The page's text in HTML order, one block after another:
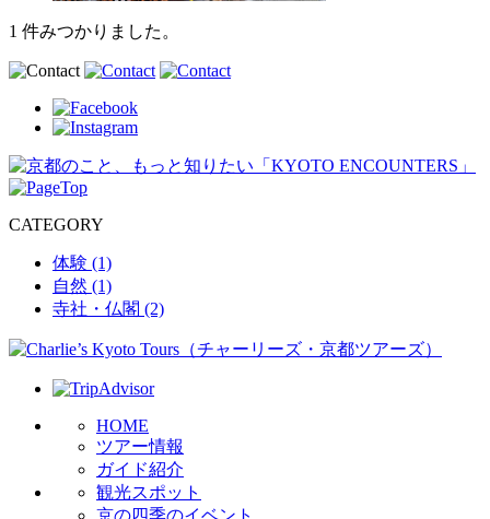
1 件みつかりました。
CATEGORY
体験 (1)
自然 (1)
寺社・仏閣 (2)
HOME
ツアー情報
ガイド紹介
観光スポット
京の四季のイベント